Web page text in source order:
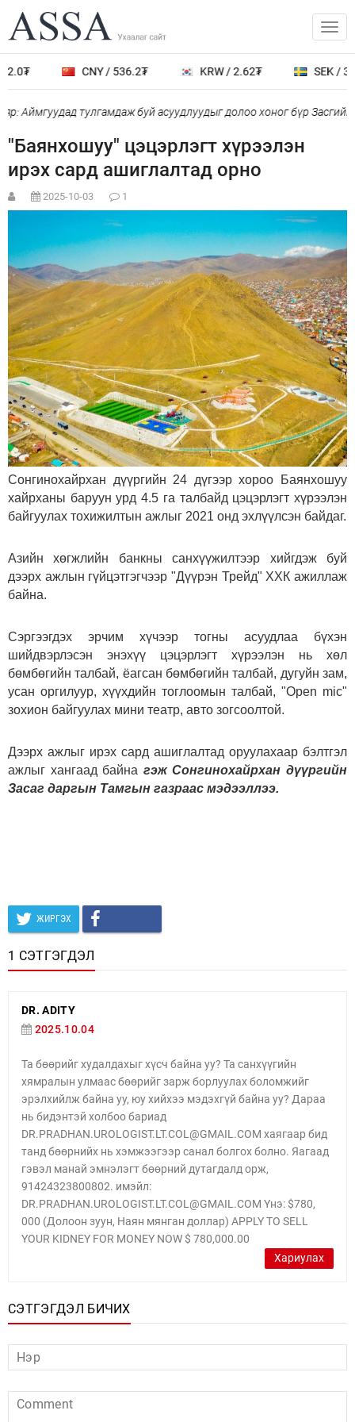
CNY / 536.2₮ KRW / 2.62₮ SEK /
Аймгуудад тулгамдаж буй асуудлуудыг долоо хоног бүр Засгийн
"Баянхошуу" цэцэрлэгт хүрээлэн
ирэх сард ашиглалтад орно
2025-10-03 1
Сонгинохайрхан дүүргийн 24 дүгээр хороо Баянхошуу
хайрханы баруун урд 4.5 га талбайд цэцэрлэгт хүрээлэн
байгуулах тохижилтын ажлыг 2021 онд эхлүүлсэн байдаг.
Азийн хөгжлийн банкны санхүүжилтээр хийгдэж буй
дээрх ажлын гүйцэтгэгчээр "Дүүрэн Трейд" ХХК ажиллаж
байна.
Сэргээгдэх эрчим хүчээр тогны асуудлаа бүхэн
шийдвэрлэсэн энэхүү цэцэрлэгт хүрээлэн нь хөл
бөмбөгийн талбай, ёагсан бөмбөгийн талбай, дугуйн зам,
усан оргилуур, хүүхдийн тоглоомын талбай, "Open mic"
зохион байгуулах мини театр, авто зогсоолтой.
Дээрх ажлыг ирэх сард ашиглалтад оруулахаар бэлтгэл
ажлыг хангаад байна гэж Сонгинохайрхан дүүргийн
Засаг даргын Тамгын газраас мэдээллээ.
ЖИРГЭХ
1 СЭТГЭГДЭЛ
DR. ADITY
2025.10.04
Та бөөрийг худалдахыг хүсч байна уу? Та санхүүгийн
хямралын улмаас бөөрийг зарж борлуулах боломжийг
эрэлхийлж байна уу, юу хийхээ мэдэхгүй байна уу? Дараа
нь бидэнтэй холбоо бариад
DR.PRADHAN.UROLOGIST.LT.COL@GMAIL.COM хаягаар бид
танд бөөрнийх нь хэмжээгээр санал болгох болно. Яагаад
гэвэл манай эмнэлэгт бөөрний дутагдалд орж,
91424323800802. имэйл:
DR.PRADHAN.UROLOGIST.LT.COL@GMAIL.COM Yнэ: $780,
000 (Долоон зуун, Наян мянган доллар) APPLY TO SELL
YOUR KIDNEY FOR MONEY NOW $ 780,000.00
Хариулах
СЭТГЭГДЭЛ БИЧИХ